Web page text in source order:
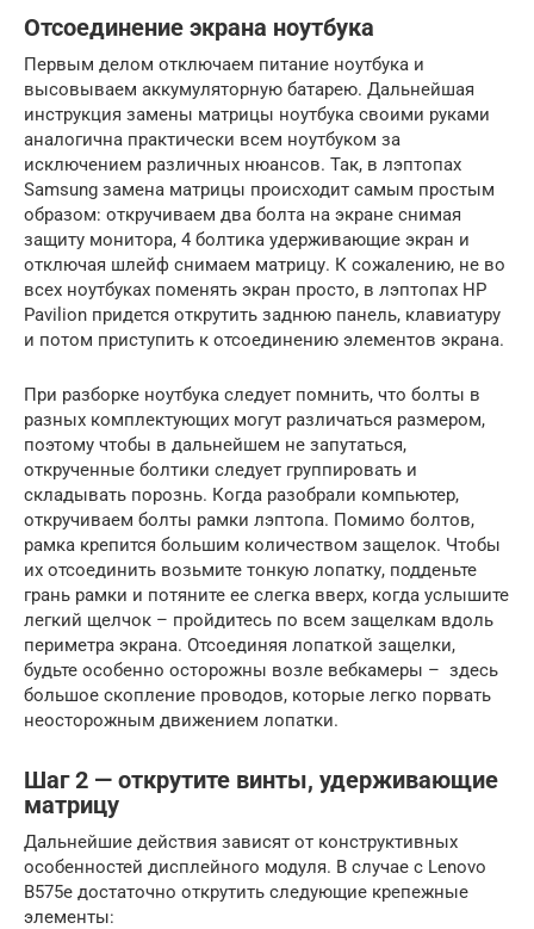
Отсоединение экрана ноутбука
Первым делом отключаем питание ноутбука и
высовываем аккумуляторную батарею. Дальнейшая
инструкция замены матрицы ноутбука своими руками
аналогична практически всем ноутбуком за
исключением различных нюансов. Так, в лэптопах
Samsung замена матрицы происходит самым простым
образом: откручиваем два болта на экране снимая
защиту монитора, 4 болтика удерживающие экран и
отключая шлейф снимаем матрицу. К сожалению, не во
всех ноутбуках поменять экран просто, в лэптопах HP
Pavilion придется открутить заднюю панель, клавиатуру
и потом приступить к отсоединению элементов экрана.
При разборке ноутбука следует помнить, что болты в
разных комплектующих могут различаться размером,
поэтому чтобы в дальнейшем не запутаться,
открученные болтики следует группировать и
складывать порознь. Когда разобрали компьютер,
откручиваем болты рамки лэптопа. Помимо болтов,
рамка крепится большим количеством защелок. Чтобы
их отсоединить возьмите тонкую лопатку, подденьте
грань рамки и потяните ее слегка вверх, когда услышите
легкий щелчок – пройдитесь по всем защелкам вдоль
периметра экрана. Отсоединяя лопаткой защелки,
будьте особенно осторожны возле вебкамеры – здесь
большое скопление проводов, которые легко порвать
неосторожным движением лопатки.
Шаг 2 — открутите винты, удерживающие
матрицу
Дальнейшие действия зависят от конструктивных
особенностей дисплейного модуля. В случае с Lenovo
B575e достаточно открутить следующие крепежные
элементы: